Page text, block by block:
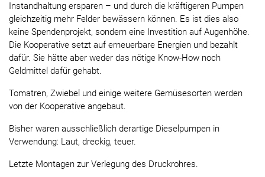
Instandhaltung ersparen – und durch die kräftigeren Pumpen
gleichzeitig mehr Felder bewässern können. Es ist dies also
keine Spendenprojekt, sondern eine Investition auf Augenhöhe.
Die Kooperative setzt auf erneuerbare Energien und bezahlt
dafür. Sie hätte aber weder das nötige Know-How noch
Geldmittel dafür gehabt.
Tomatren, Zwiebel und einige weitere Gemüsesorten werden
von der Kooperative angebaut.
Bisher waren ausschließlich derartige Dieselpumpen in
Verwendung: Laut, dreckig, teuer.
Letzte Montagen zur Verlegung des Druckrohres.